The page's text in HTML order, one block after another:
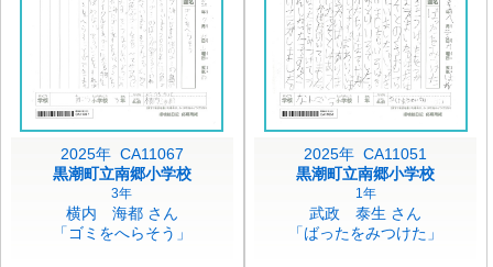
2025年 CA11067
黒潮町立南郷小学校
3年
横内 海都 さん
「ゴミをへらそう」
2025年 CA11051
黒潮町立南郷小学校
1年
武政 泰生 さん
「ばったをみつけた」